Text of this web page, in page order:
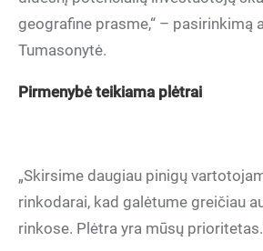
geografine prasme,“ – pasirinkimą
Tumasonytė.
Pirmenybė teikiama plėtrai
„Skirsime daugiau pinigų
rinkodarai, kad galėtume greičiau
rinkose. Plėtra yra mūsų